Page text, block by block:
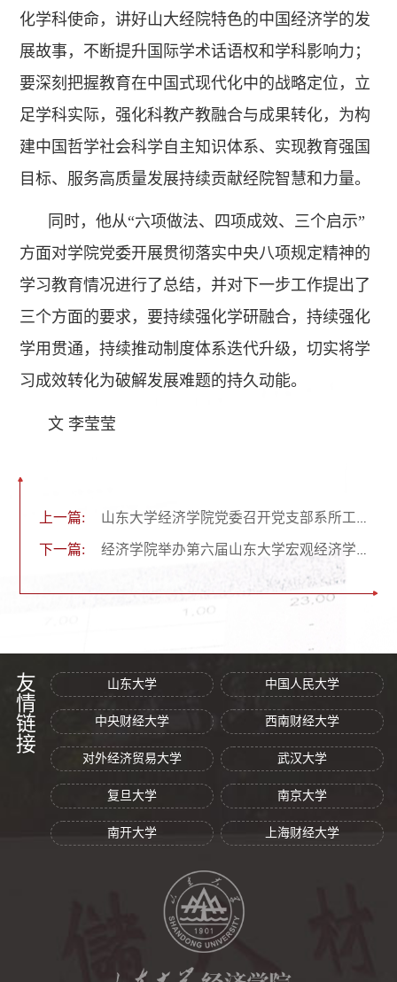
化学科使命，讲好山大经院特色的中国经济学的发
展故事，不断提升国际学术话语权和学科影响力；
要深刻把握教育在中国式现代化中的战略定位，立
足学科实际，强化科教产教融合与成果转化，为构
建中国哲学社会科学自主知识体系、实现教育强国
目标、服务高质量发展持续贡献经院智慧和力量。
同时，他从“六项做法、四项成效、三个启示”
方面对学院党委开展贯彻落实中央八项规定精神的
学习教育情况进行了总结，并对下一步工作提出了
三个方面的要求，要持续强化学研融合，持续强化
学用贯通，持续推动制度体系迭代升级，切实将学
习成效转化为破解发展难题的持久动能。
文 李莹莹
上一篇: 山东大学经济学院党委召开党支部系所工作例会
下一篇: 经济学院举办第六届山东大学宏观经济学研讨会
友情链接 山东大学 中国人民大学
中央财经大学 西南财经大学
对外经济贸易大学 武汉大学
复旦大学 南京大学
南开大学 上海财经大学